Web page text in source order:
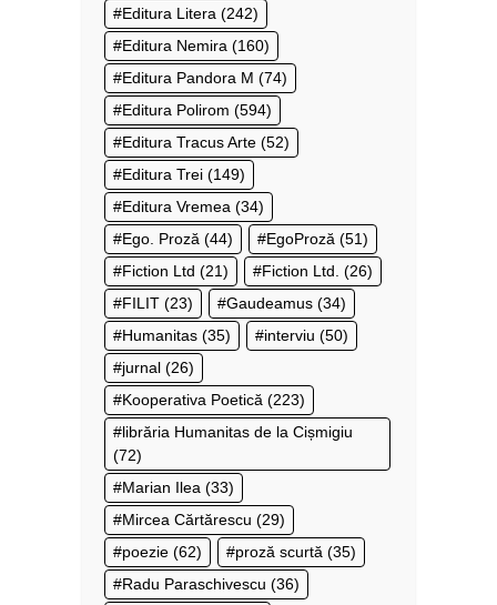
Editura Litera (242)
Editura Nemira (160)
Editura Pandora M (74)
Editura Polirom (594)
Editura Tracus Arte (52)
Editura Trei (149)
Editura Vremea (34)
Ego. Proză (44) EgoProză (51)
Fiction Ltd (21) Fiction Ltd. (26)
FILIT (23) Gaudeamus (34)
Humanitas (35) interviu (50)
jurnal (26)
Kooperativa Poetică (223)
librăria Humanitas de la Cișmigiu
(72)
Marian Ilea (33)
Mircea Cărtărescu (29)
poezie (62) proză scurtă (35)
Radu Paraschivescu (36)